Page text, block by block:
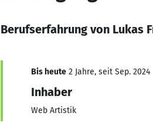
Berufserfahrung von Lukas
Bis heute 2 Jahre, seit Sep. 2024
Inhaber
Web Artistik